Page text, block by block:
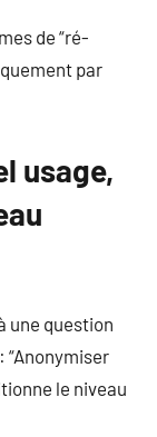
de “ré-
par
usage,
une question
le niveau